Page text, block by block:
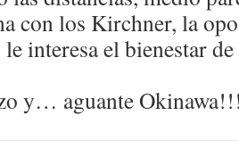
con los Kirchner, la
interesa el bienestar
y… aguante